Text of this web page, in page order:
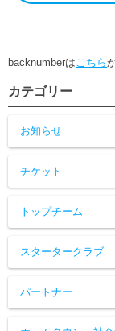
backnumberは こちら
カテゴリー
お知らせ
チケット
トップチーム
スタータークラブ
パートナー